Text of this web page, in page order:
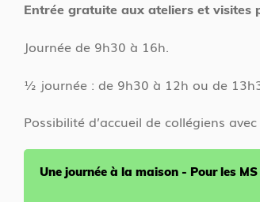
Entrée gratuite aux ateliers et visites
Journée de 9h30 à 16h.
½ journée : de 9h30 à 12h ou de
Possibilité d’accueil de collégiens
Une journée à la maison - Pour les MS